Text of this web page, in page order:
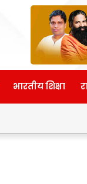
भारतीय शिक्षा